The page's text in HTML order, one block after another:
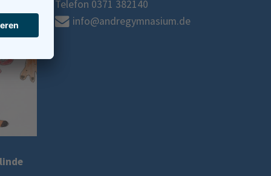
Telefon 0371 382140
info@andregymnasium.de